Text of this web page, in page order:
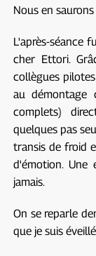
Nous en
L'après-séance
cher Ettori.
collègues
au démontage
complets)
quelques pas
transis de froid
d'émotion. Une
jamais.
On se reparle
que je suis